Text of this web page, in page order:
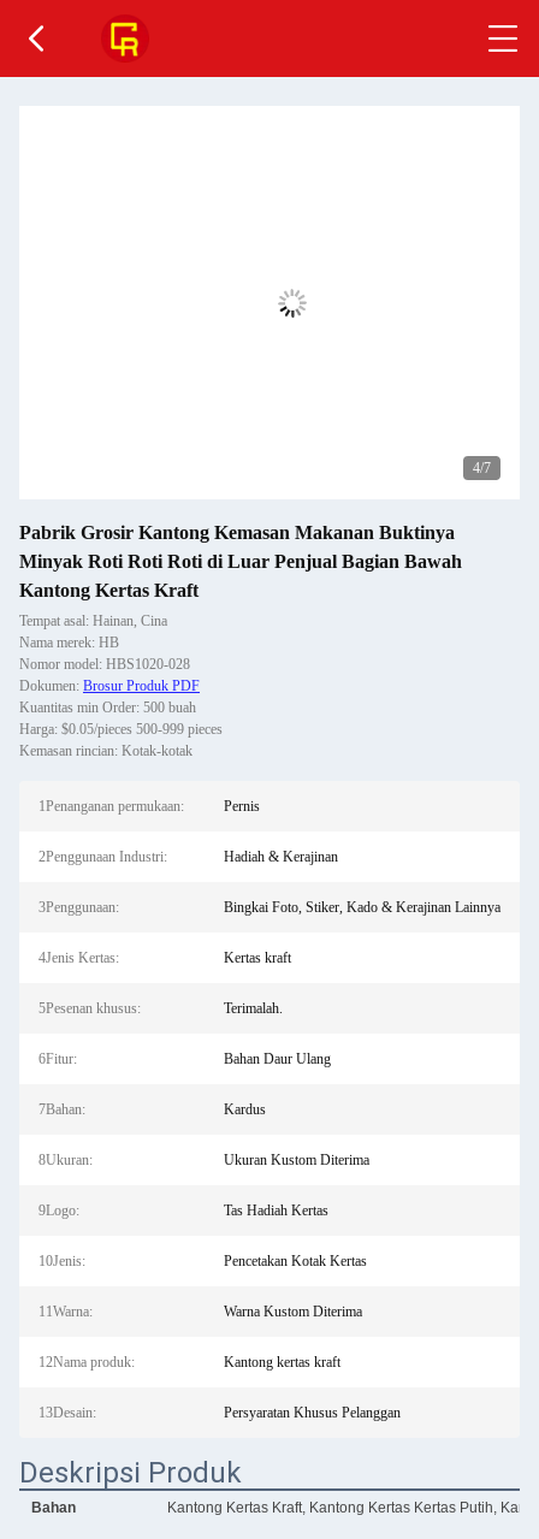
5/7
Pabrik Grosir Kantong Kemasan Makanan Buktinya
Minyak Roti Roti Roti di Luar Penjual Bagian Bawah
Kantong Kertas Kraft
Tempat asal: Hainan, Cina
Nama merek: HB
Nomor model: HBS1020-028
Dokumen: Brosur Produk PDF
Kuantitas min Order: 500 buah
Harga: $0.05/pieces 500-999 pieces
Kemasan rincian: Kotak-kotak
1Penanganan permukaan: Pernis
2Penggunaan Industri: Hadiah & Kerajinan
3Penggunaan: Bingkai Foto, Stiker, Kado & Kerajinan Lainnya
4Jenis Kertas: Kertas kraft
5Pesenan khusus: Terimalah.
6Fitur: Bahan Daur Ulang
7Bahan: Kardus
8Ukuran: Ukuran Kustom Diterima
9Logo: Tas Hadiah Kertas
10Jenis: Pencetakan Kotak Kertas
11Warna: Warna Kustom Diterima
12Nama produk: Kantong kertas kraft
13Desain: Persyaratan Khusus Pelanggan
Deskripsi Produk
Bahan Kantong Kertas Kraft, Kantong Kertas Kertas Putih,